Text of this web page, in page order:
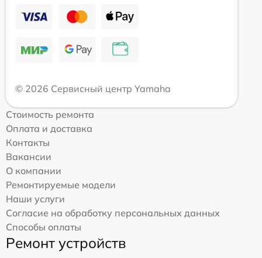
© 2026 Сервисный центр Yamaha
Стоимость ремонта
Оплата и доставка
Контакты
Вакансии
О компании
Ремонтируемые модели
Наши услуги
Согласие на обработку персональных данных
Способы оплаты
Ремонт устройств